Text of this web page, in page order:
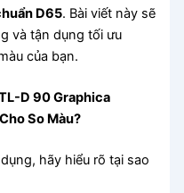
D65. Bài viết này sẽ
và tận dụng tối ưu
của bạn.
D 90 Graphica
So Màu?
hãy hiểu rõ tại sao